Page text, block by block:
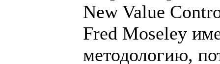
New Value
Fred Moseley
методологию,